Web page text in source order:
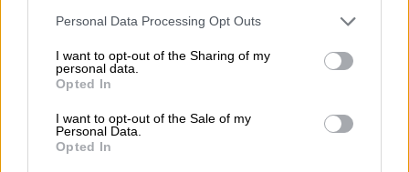
Please note that this website/app uses one or more Google
not limited to your visit or usage behaviour. You may click to
grant or deny consent to Google and its third-party tags to
use your data for below specified purposes in below Google
consent section.
Personal Data Processing Opt Outs
I want to opt-out of the Sharing of my
personal data.
Opted In
I want to opt-out of the Sale of my
Personal Data.
Opted In